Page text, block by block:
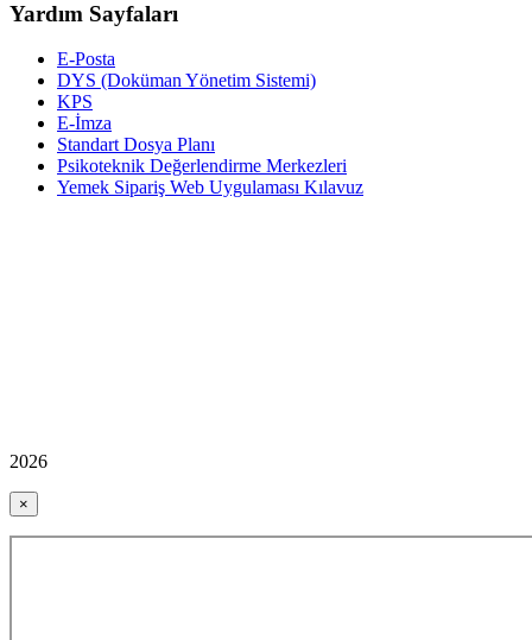
Yardım Sayfaları
E-Posta
DYS (Doküman Yönetim Sistemi)
KPS
E-İmza
Standart Dosya Planı
Psikoteknik Değerlendirme Merkezleri
Yemek Sipariş Web Uygulaması Kılavuz
2026
×